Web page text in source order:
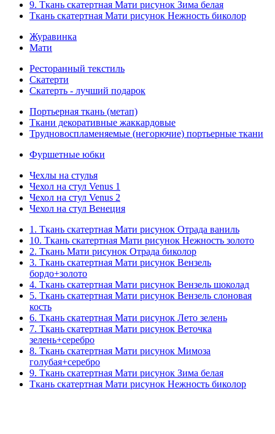
9. Ткань скатертная Мати рисунок Зима белая
Ткань скатертная Мати рисунок Нежность биколор
Журавинка
Мати
Ресторанный текстиль
Скатерти
Скатерть - лучший подарок
Портьерная ткань (метап)
Ткани декоративные жаккардовые
Трудновоспламеняемые (негорючие) портьерные ткани
Фуршетные юбки
Чехлы на стулья
Чехол на стул Venus 1
Чехол на стул Venus 2
Чехол на стул Венеция
1. Ткань скатертная Мати рисунок Отрада ваниль
10. Ткань скатертная Мати рисунок Нежность золото
2. Ткань Мати рисунок Отрада биколор
3. Ткань скатертная Мати рисунок Вензель
бордо+золото
4. Ткань скатертная Мати рисунок Вензель шоколад
5. Ткань скатертная Мати рисунок Вензель слоновая
кость
6. Ткань скатертная Мати рисунок Лето зелень
7. Ткань скатертная Мати рисунок Веточка
зелень+серебро
8. Ткань скатертная Мати рисунок Мимоза
голубая+серебро
9. Ткань скатертная Мати рисунок Зима белая
Ткань скатертная Мати рисунок Нежность биколор